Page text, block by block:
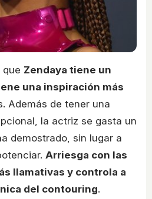
que Zendaya tiene un
una inspiración más
Además de tener una
la actriz se gasta un
demostrado, sin lugar a
Arriesga con las
llamativas y controla a
del contouring.